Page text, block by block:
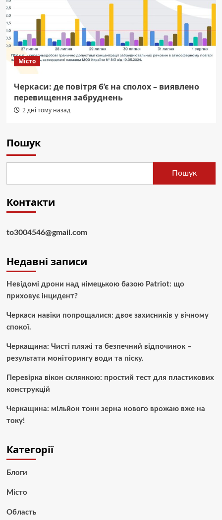
Місто
Черкаси: де повітря б’є на сполох – виявлено
перевищення забруднень
2 дні тому назад
Пошук
Пошук
Контакти
to3004546@gmail.com
Недавні записи
Невідомі дрони над німецькою базою Patriot: що
приховує інцидент?
Черкаси навіки попрощалися: двоє захисників у вічному
спокої.
Черкащина: Чисті пляжі та безпечний відпочинок –
результати моніторингу води та піску.
Перевірка вікон склянкою: простий тест для пластикових
конструкцій
Черкащина: мільйон тонн зерна нового врожаю вже на
току!
Категорії
Блоги
Місто
Область